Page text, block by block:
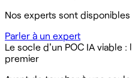
Nos experts sont
Parler à un expert
Le socle d'un POC IA viable
premier